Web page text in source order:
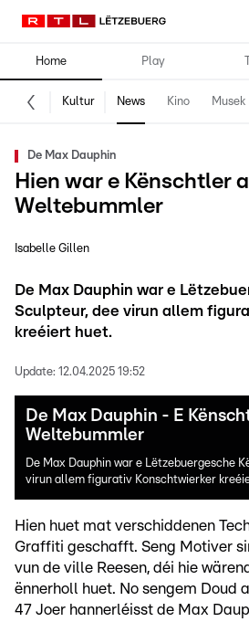
Home Play
Kultur News Kino Musek
De Max Dauphin
Hien war e Kënschtler a
Weltebummler
Isabelle Gillen
De Max Dauphin war e
Sculpteur, dee virun allem
kreéiert huet.
Update: 12.04.2025 19:52
De Max Dauphin - E
Weltebummler
De Max Dauphin war e Lëtzebuergesche
virun allem figurativ Konschtwierker
Hien huet mat verschiddenen
Graffiti geschafft. Seng Motiver
vun de ville Reesen, déi hie
ënnerholl huet. No sengem Doud
47 Joer hannerléisst de Max